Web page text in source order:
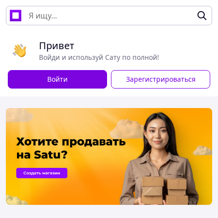
Привет
Войди и используй Сату по полной!
Войти Зарегистрироваться